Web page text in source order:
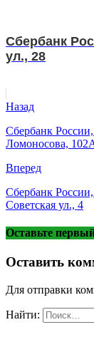
Сбербанк
ул., 28
Назад
Сбербанк
Ломоносова,
Вперед
Сбербанк
Советская ул., 4
Оставьте
Оставить
Для отправки
Найти: